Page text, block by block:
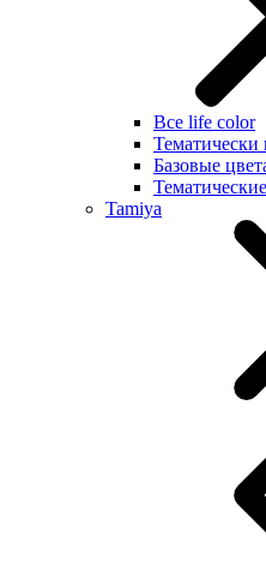
Все life color
Тематически
Базовые
Tamiya